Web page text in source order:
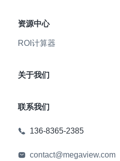
资源中心
ROI计算器
关于我们
联系我们
136-8365-2385
contact@megaview.com